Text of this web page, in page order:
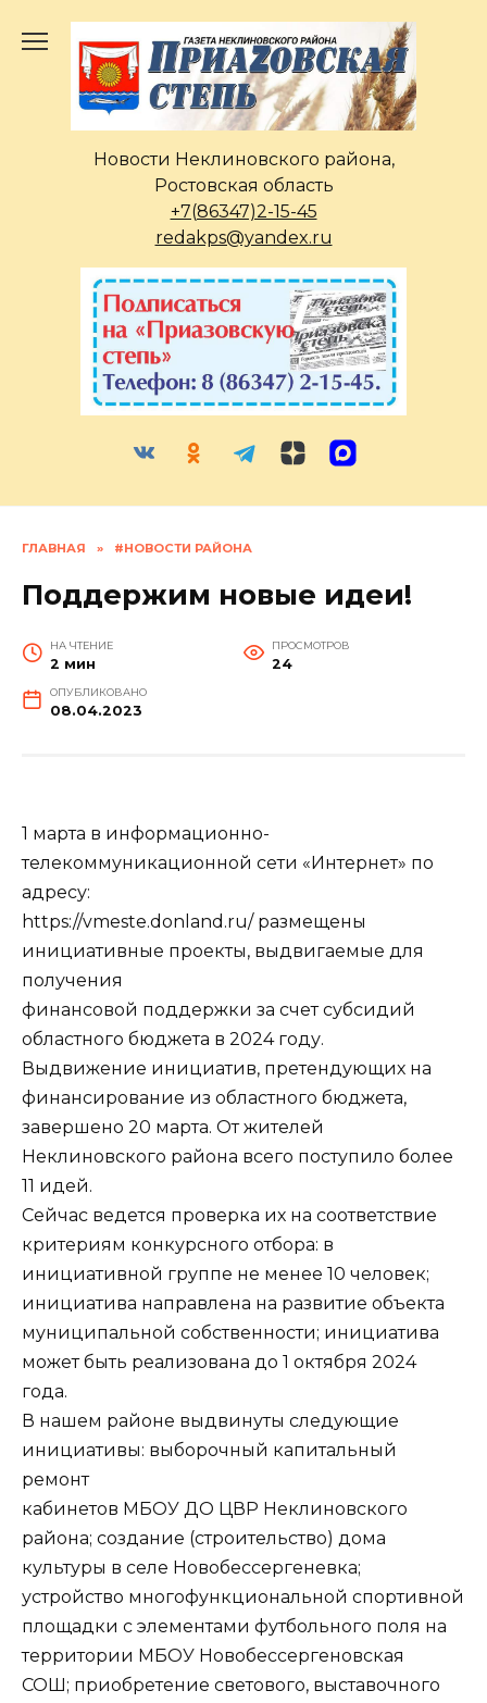
содержанию
Новости Неклиновского района,
Ростовская область
+7(86347)2-15-45
redakps@yandex.ru
ГЛАВНАЯ » #НОВОСТИ РАЙОНА
Поддержим новые идеи!
НА ЧТЕНИЕ
2 мин
ПРОСМОТРОВ
24
ОПУБЛИКОВАНО
08.04.2023
1 марта в информационно-
телекоммуникационной сети «Интернет» по
адресу:
https://vmeste.donland.ru/ размещены
инициативные проекты, выдвигаемые для
получения
финансовой поддержки за счет субсидий
областного бюджета в 2024 году.
Выдвижение инициатив, претендующих на
финансирование из областного бюджета,
завершено 20 марта. От жителей
Неклиновского района всего поступило более
11 идей.
Сейчас ведется проверка их на соответствие
критериям конкурсного отбора: в
инициативной группе не менее 10 человек;
инициатива направлена на развитие объекта
муниципальной собственности; инициатива
может быть реализована до 1 октября 2024
года.
В нашем районе выдвинуты следующие
инициативы: выборочный капитальный
ремонт
кабинетов МБОУ ДО ЦВР Неклиновского
района; создание (строительство) дома
культуры в селе Новобессергеневка;
устройство многофункциональной спортивной
площадки с элементами футбольного поля на
территории МБОУ Новобессергеновская
СОШ; приобретение светового, выставочного